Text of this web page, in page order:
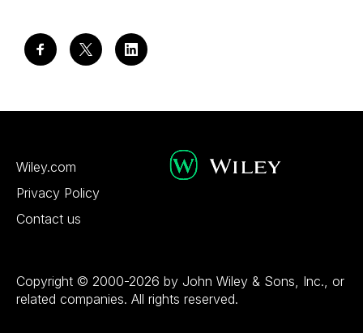
Wiley.com
Privacy Policy
Contact us
Copyright © 2000-2026 by John Wiley & Sons, Inc., or
related companies. All rights reserved.